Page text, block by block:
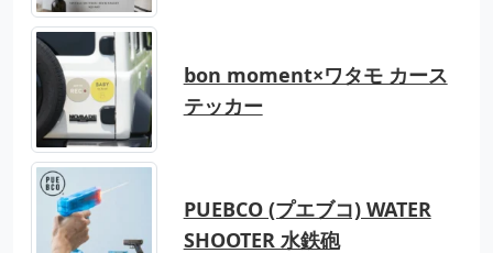
bon moment×ワタモ カース
テッカー
PUEBCO (プエブコ) WATER
SHOOTER 水鉄砲